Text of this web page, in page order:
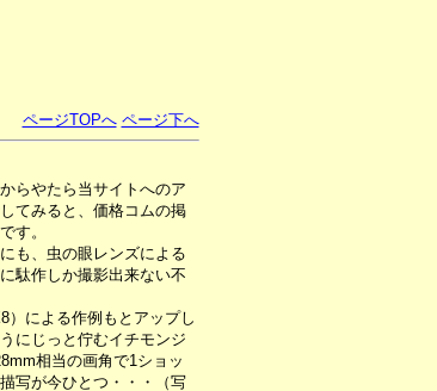
ページTOPへ ページ下へ
らやたら当サイトへのア
てみると、価格コムの掲
す。
も、虫の眼レンズによる
駄作しか撮影出来ない不
による作例もとアップし
にじっと佇むイチモンジ
相当の画角で1ショッ
写が今ひとつ・・・（写